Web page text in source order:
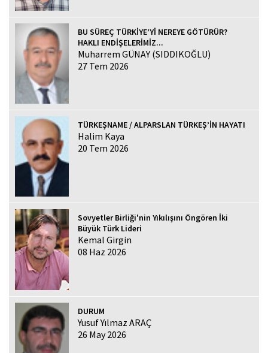
BU SÜREÇ TÜRKİYE’Yİ NEREYE GÖTÜRÜR?
HAKLI ENDİŞELERİMİZ...
Muharrem GÜNAY (SIDDIKOĞLU)
27 Tem 2026
TÜRKEŞNAME / ALPARSLAN TÜRKEŞ’İN HAYATI
Halim Kaya
20 Tem 2026
Sovyetler Birliği'nin Yıkılışını Öngören İki
Büyük Türk Lideri
Kemal Girgin
08 Haz 2026
DURUM
Yusuf Yılmaz ARAÇ
26 May 2026